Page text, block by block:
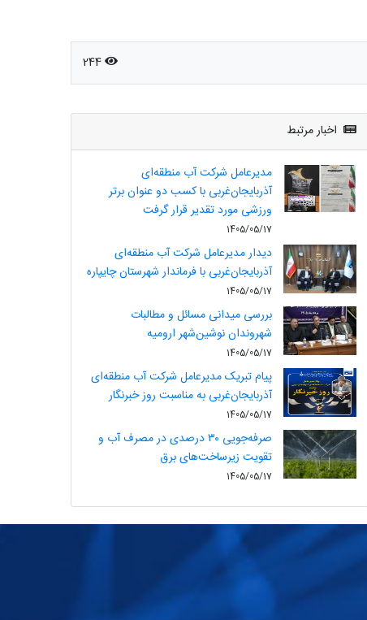
244
اخبار مرتبط
مدیرعامل شرکت آب منطقه‌ای
آذربایجان‌غربی با کسب دو عنوان برتر
ورزشی مورد تقدیر قرار گرفت
1405/05/17
دیدار مدیرعامل شرکت آب منطقه‌ای
آذربایجان‌غربی با فرماندار شهرستان چایپاره
1405/05/17
بررسی میدانی مسائل و مطالبات
شهروندان نوشین‌شهر ارومیه
1405/05/17
پیام تبریک مدیرعامل شرکت آب منطقه‌ای
آذربایجان‌غربی به مناسبت روز خبرنگار
1405/05/17
صرفه‌جویی ۳۰ درصدی در مصرف آب و
تقویت زیرساخت‌های برق
1405/05/17